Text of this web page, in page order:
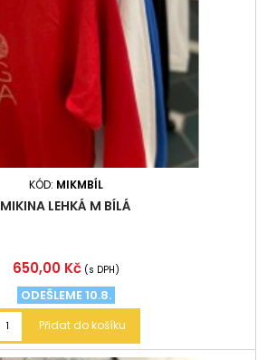
KÓD: MIKMBÍL
MIKINA LEHKÁ M BÍLÁ
Cena
650,00 Kč (s DPH)
ODEŠLEME 10.8.
Přidat do košíku